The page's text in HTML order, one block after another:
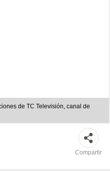
de TC Televisión, canal de
Compartir